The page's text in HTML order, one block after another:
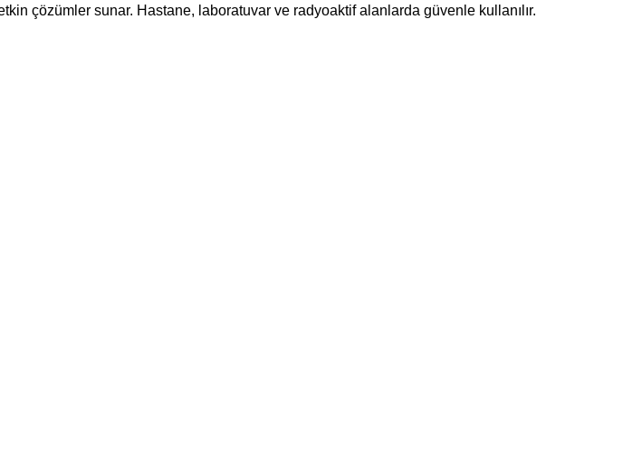
çözümler sunar. Hastane, laboratuvar ve radyoaktif alanlarda güvenle kullanılır.